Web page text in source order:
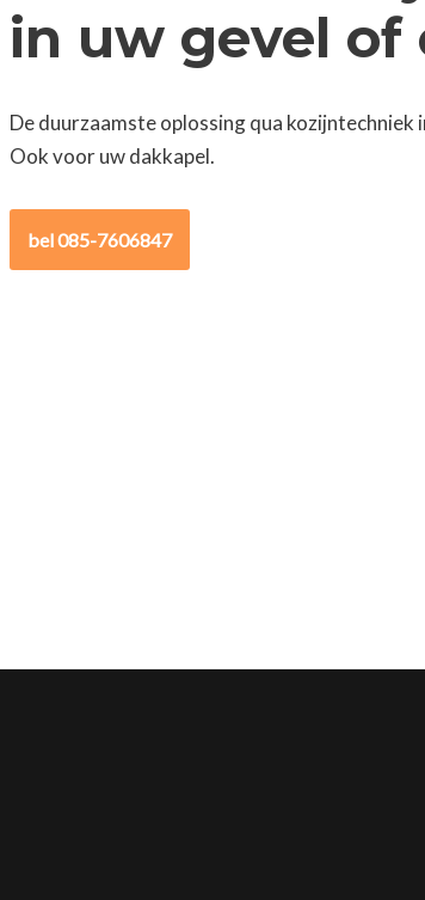
in uw gevel of
De duurzaamste oplossing qua kozijntechniek
Ook voor uw dakkapel.
bel 085-7606847